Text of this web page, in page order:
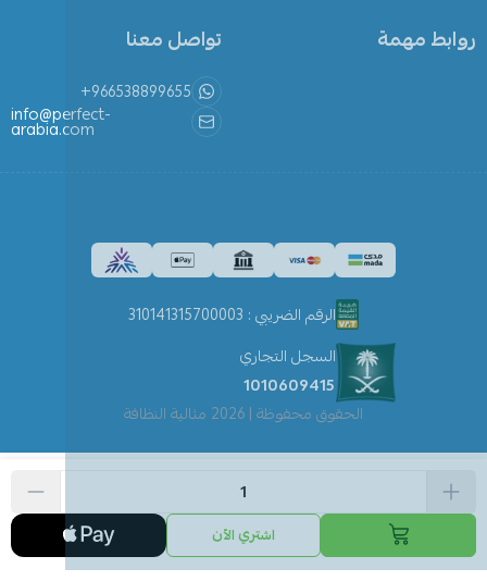
اشتري الآن
روابط مهمة تواصل معنا
+966538899655
info@perfect-
arabia.com
الحقوق محفوظة | 2026 مثالية النظافة
السجل التجاري
1010609415
الرقم الضريبي : 310141315700003